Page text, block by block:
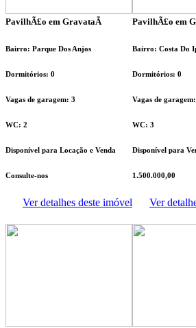
PavilhÃ£o em GravataÃ­
Bairro: Parque Dos Anjos
Dormitórios: 0
Vagas de garagem: 3
WC: 2
Disponível para Locação e Venda
Consulte-nos
Ver detalhes deste imóvel
PavilhÃ£o em
Bairro: Costa Do
Dormitórios: 0
Vagas de
WC: 3
Disponível para
1.500.000,00
Ver